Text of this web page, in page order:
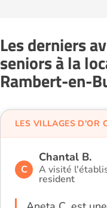
Les derniers
seniors à la
Rambert-en-
C
Chantal B.
A visité
resident
LES VILLAGES D'OR